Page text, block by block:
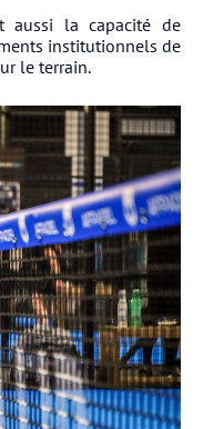
aussi la capacité de
institutionnels de
le terrain.